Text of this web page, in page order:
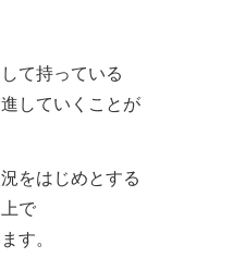
て持っている
していくことが
をはじめとする
で
す。